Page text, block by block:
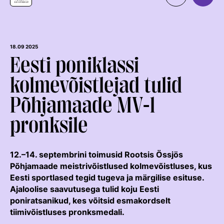
Väärtused Ja Visioon
Juhatus
Juhatuse Ja Üldkogu Protokollid
ERL-I Põhikiri
Arengukava
Teenetemärk
Logoraamat
Hobumajanduse Kaardistamise Uuring
Uudised
Ratsaspordialad
TAKISTUSSÕIT
Regulatsioonid
Võistluskalender
Edetabelid
Ametnikud
Koolitused
Estonian Rising Stars
Tule ratsutama
LAPSEVANEMALE
ROHELINE KAART
TUNNUSTATUD RATSAKOOLID
ARENGUMUDEL
Treenerid
KUTSE EETIKA
EKR TREENERIKUTSEST
Kutse Andmise Kord
Taotlemine
TALLINN HORSE SHOW
HOBUMAAILM
RATSANET
18.09 2025
Eesti poniklassi
kolmevõistlejad tulid
Põhjamaade MV-l
pronksile
12.–14. septembrini toimusid Rootsis Össjös
Põhjamaade meistrivõistlused kolmevõistluses, kus
Eesti sportlased tegid tugeva ja märgilise esituse.
Ajaloolise saavutusega tulid koju Eesti
poniratsanikud, kes võitsid esmakordselt
tiimivõistluses pronksmedali.